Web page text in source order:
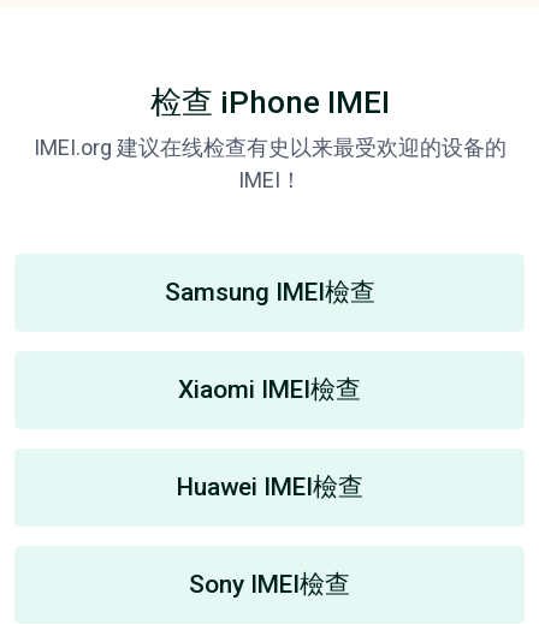
检查 iPhone IMEI
IMEI.org 建议在线检查有史以来最受欢迎的设备的
IMEI！
Samsung IMEI檢查
Xiaomi IMEI檢查
Huawei IMEI檢查
Sony IMEI檢查